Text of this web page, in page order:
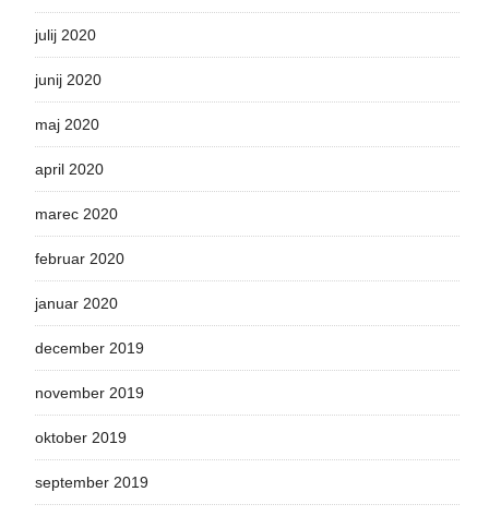
julij 2020
junij 2020
maj 2020
april 2020
marec 2020
februar 2020
januar 2020
december 2019
november 2019
oktober 2019
september 2019